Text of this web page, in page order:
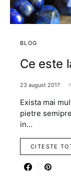
BLOG
Ce este
23 august 2017
Exista mai
pietre
in…
CITESTE